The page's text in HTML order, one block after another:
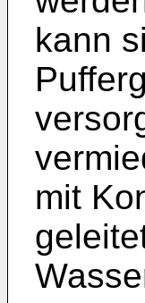
kann
mit